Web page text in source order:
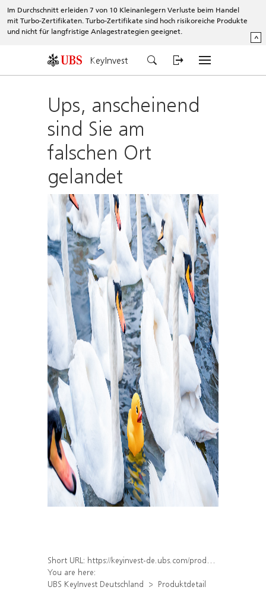
Im Durchschnitt erleiden 7 von 10 Kleinanlegern Verluste beim Handel
mit Turbo-Zertifikaten. Turbo-Zertifikate sind hoch risikoreiche Produkte
und nicht für langfristige Anlagestrategien geeignet.
^
KeyInvest
Ups, anscheinend
sind Sie am
falschen Ort
gelandet
Short URL: https://keyinvest-de.ubs.com/produkt/detail/index/isin/DE000WA6YH89
You are here:
UBS KeyInvest Deutschland
Produktdetail